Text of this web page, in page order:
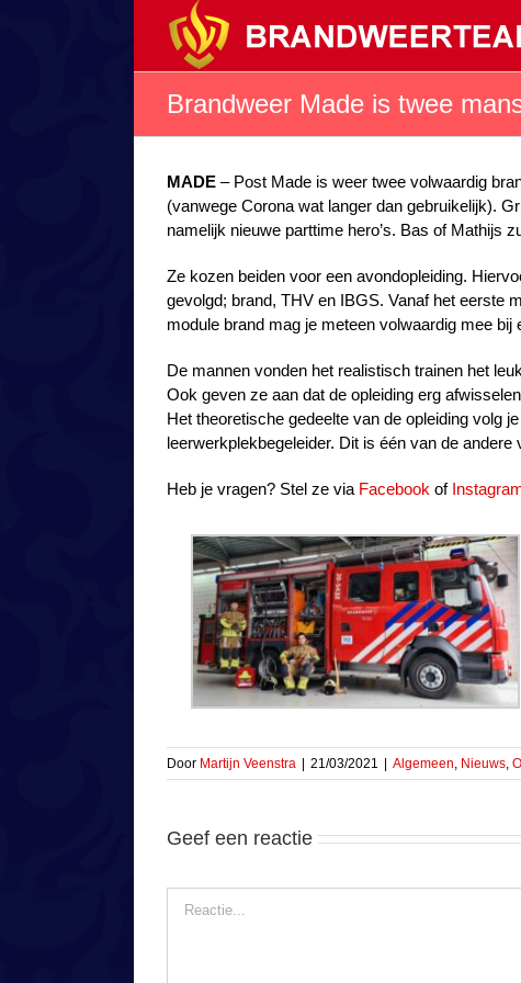
Brandweer Made is twee
MADE – Post Made is weer twee volwaardig
(vanwege Corona wat langer dan gebruikelijk).
namelijk nieuwe parttime hero’s. Bas of Mathijs
Ze kozen beiden voor een avondopleiding.
gevolgd; brand, THV en IBGS. Vanaf het eerste
module brand mag je meteen volwaardig mee
De mannen vonden het realistisch trainen het
Ook geven ze aan dat de opleiding erg
Het theoretische gedeelte van de opleiding volg
leerwerkplekbegeleider. Dit is één van de andere
Heb je vragen? Stel ze via Facebook of
Door Martijn Veenstra 21/03/2021 Algemeen, Nieuws,
Geef een reactie